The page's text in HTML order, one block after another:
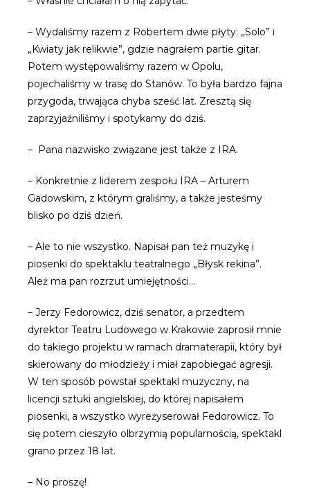
– Wydaliśmy razem z Robertem dwie płyty: „Solo” i
„Kwiaty jak relikwie”, gdzie nagrałem partie gitar.
Potem występowaliśmy razem w Opolu,
pojechaliśmy w trasę do Stanów. To była bardzo fajna
przygoda, trwająca chyba sześć lat. Zresztą się
zaprzyjaźniliśmy i spotykamy do dziś.
– Pana nazwisko związane jest także z IRA.
– Konkretnie z liderem zespołu IRA – Arturem
Gadowskim, z którym graliśmy, a także jesteśmy
blisko po dziś dzień.
– Ale to nie wszystko. Napisał pan też muzykę i
piosenki do spektaklu teatralnego „Błysk rekina”.
Ależ ma pan rozrzut umiejętności…
– Jerzy Fedorowicz, dziś senator, a przedtem
dyrektor Teatru Ludowego w Krakowie zaprosił mnie
do takiego projektu w ramach dramaterapii, który był
skierowany do młodzieży i miał zapobiegać agresji.
W ten sposób powstał spektakl muzyczny, na
licencji sztuki angielskiej, do której napisałem
piosenki, a wszystko wyreżyserował Fedorowicz. To
się potem cieszyło olbrzymią popularnością, spektakl
grano przez 18 lat.
– No proszę!